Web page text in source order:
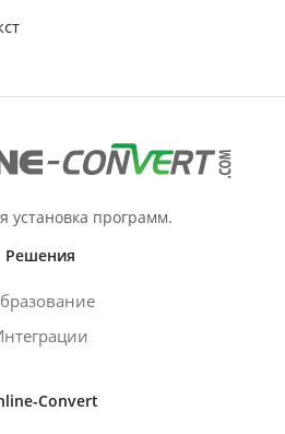
установка программ.
Решения
Convert